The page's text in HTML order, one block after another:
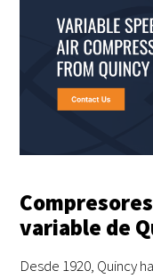
variable de
Desde 1920, Quincy